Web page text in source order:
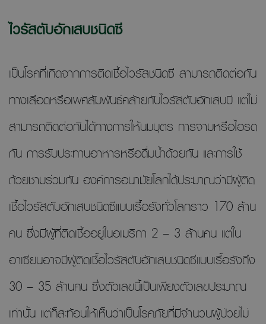
ไวรัสตับอักเสบชนิดซี
เป็นโรคที่เกิดจากการติดเชื้อไวรัสชนิดซี สามารถติดต่อกัน
ทางเลือดหรือเพศสัมพันธ์คล้ายกับไวรัสตับอักเสบบี แต่ไม่
สามารถติดต่อกันได้ทางการให้นมบุตร การจามหรือไอรด
กัน การรับประทานอาหารหรือดื่มน้ำด้วยกัน และการใช้
ถ้วยชามร่วมกัน องค์การอนามัยโลกได้ประมาณว่ามีผู้ติด
เชื้อไวรัสตับอักเสบชนิดซีแบบเรื้อรังทั่วโลกราว 170 ล้าน
คน ซึ่งมีผู้ที่ติดเชื้ออยู่ในอเมริกา 2 – 3 ล้านคน แต่ใน
อาเซียนอาจมีผู้ติดเชื้อไวรัสตับอักเสบชนิดซีแบบเรื้อรังถึง
30 – 35 ล้านคน ซึ่งตัวเลขนี้เป็นเพียงตัวเลขประมาณ
เท่านั้น แต่ก็สะท้อนให้เห็นว่าเป็นโรคภัยที่มีจำนวนผู้ป่วยไม่